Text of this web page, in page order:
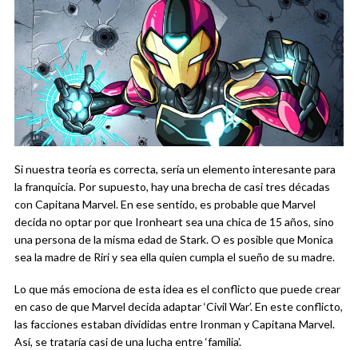
Si nuestra teoría es correcta, sería un elemento interesante para
la franquicia. Por supuesto, hay una brecha de casi tres décadas
con Capitana Marvel. En ese sentido, es probable que Marvel
decida no optar por que Ironheart sea una chica de 15 años, sino
una persona de la misma edad de Stark. O es posible que Monica
sea la madre de Riri y sea ella quien cumpla el sueño de su madre.
Lo que más emociona de esta idea es el conflicto que puede crear
en caso de que Marvel decida adaptar ‘Civil War’. En este conflicto,
las facciones estaban divididas entre Ironman y Capitana Marvel.
Así, se trataría casi de una lucha entre ‘familia’.